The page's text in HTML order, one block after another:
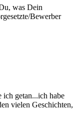
was Dein
Bewerber
getan...ich habe
vielen Geschichten,